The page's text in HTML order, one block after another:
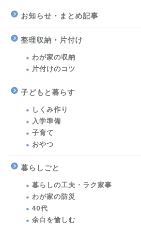
お知らせ・まとめ記事
整理収納・片付け
わが家の収納
片付けのコツ
子どもと暮らす
しくみ作り
入学準備
子育て
おやつ
暮らしごと
暮らしの工夫・ラク家事
わが家の防災
40代
余白を愉しむ